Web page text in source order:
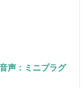
声：ミニプラグ